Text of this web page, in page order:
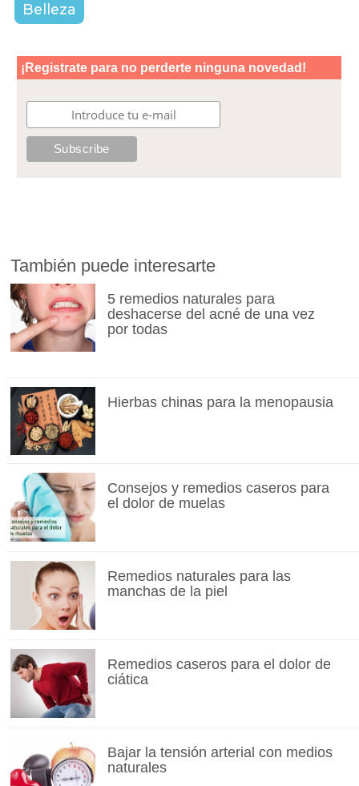
Belleza
También puede interesarte
5 remedios naturales para
deshacerse del acné de una vez
por todas
Hierbas chinas para la menopausia
Consejos y remedios caseros para
el dolor de muelas
Remedios naturales para las
manchas de la piel
Remedios caseros para el dolor de
ciática
Bajar la tensión arterial con medios
naturales